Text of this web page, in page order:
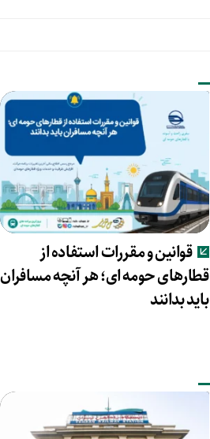
قوانین و مقررات استفاده از
قطارهای حومه ای؛ هر آنچه مسافران
باید بدانند